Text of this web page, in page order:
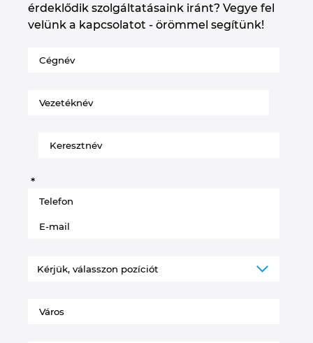
érdeklődik szolgáltatásaink iránt? Vegye fel
velünk a kapcsolatot - örömmel segítünk!
*